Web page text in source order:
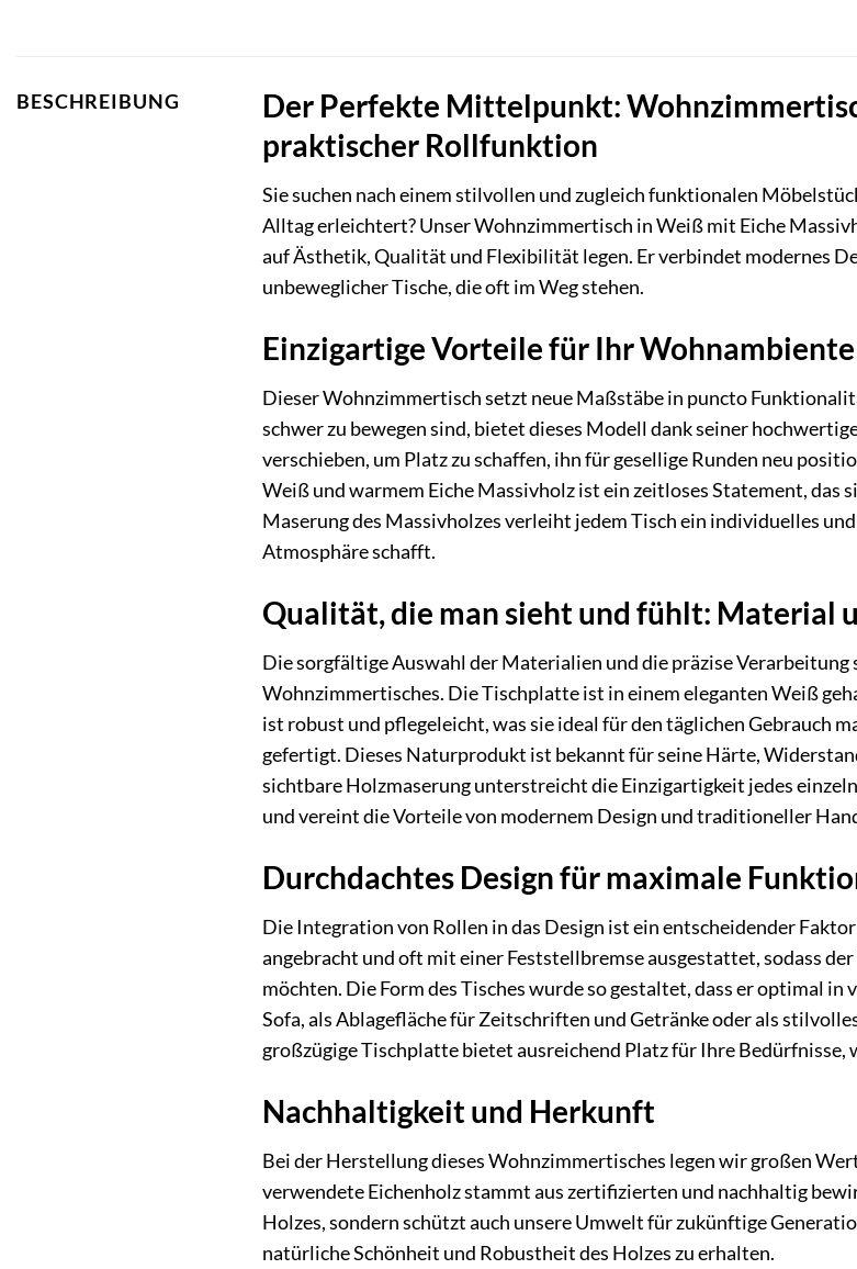
BESCHREIBUNG
Der Perfekte Mittelpunkt:
praktischer Rollfunktion
Sie suchen nach einem stilvollen und zugleich funktionalen
Alltag erleichtert? Unser Wohnzimmertisch in Weiß mit Eiche
auf Ästhetik, Qualität und Flexibilität legen. Er verbindet modernes
unbeweglicher Tische, die oft im Weg stehen.
Einzigartige Vorteile für Ihr Wohnambiente
Dieser Wohnzimmertisch setzt neue Maßstäbe in puncto
schwer zu bewegen sind, bietet dieses Modell dank seiner
verschieben, um Platz zu schaffen, ihn für gesellige Runden neu
Weiß und warmem Eiche Massivholz ist ein zeitloses Statement,
Maserung des Massivholzes verleiht jedem Tisch ein individuelles
Atmosphäre schafft.
Qualität, die man sieht und fühlt: Material
Die sorgfältige Auswahl der Materialien und die präzise
Wohnzimmertisches. Die Tischplatte ist in einem eleganten Weiß
ist robust und pflegeleicht, was sie ideal für den täglichen Gebrauch
gefertigt. Dieses Naturprodukt ist bekannt für seine Härte,
sichtbare Holzmaserung unterstreicht die Einzigartigkeit jedes
und vereint die Vorteile von modernem Design und traditioneller
Durchdachtes Design für maximale
Die Integration von Rollen in das Design ist ein entscheidender
angebracht und oft mit einer Feststellbremse ausgestattet, sodass
möchten. Die Form des Tisches wurde so gestaltet, dass er optimal
Sofa, als Ablagefläche für Zeitschriften und Getränke oder als
großzügige Tischplatte bietet ausreichend Platz für Ihre
Nachhaltigkeit und Herkunft
Bei der Herstellung dieses Wohnzimmertisches legen wir großen
verwendete Eichenholz stammt aus zertifizierten und nachhaltig
Holzes, sondern schützt auch unsere Umwelt für zukünftige
natürliche Schönheit und Robustheit des Holzes zu erhalten.